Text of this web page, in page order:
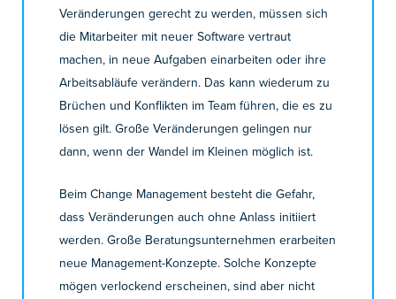
Veränderungen gerecht zu werden, müssen sich
die Mitarbeiter mit neuer Software vertraut
machen, in neue Aufgaben einarbeiten oder ihre
Arbeitsabläufe verändern. Das kann wiederum zu
Brüchen und Konflikten im Team führen, die es zu
lösen gilt. Große Veränderungen gelingen nur
dann, wenn der Wandel im Kleinen möglich ist.
Beim Change Management besteht die Gefahr,
dass Veränderungen auch ohne Anlass initiiert
werden. Große Beratungsunternehmen erarbeiten
neue Management-Konzepte. Solche Konzepte
mögen verlockend erscheinen, sind aber nicht